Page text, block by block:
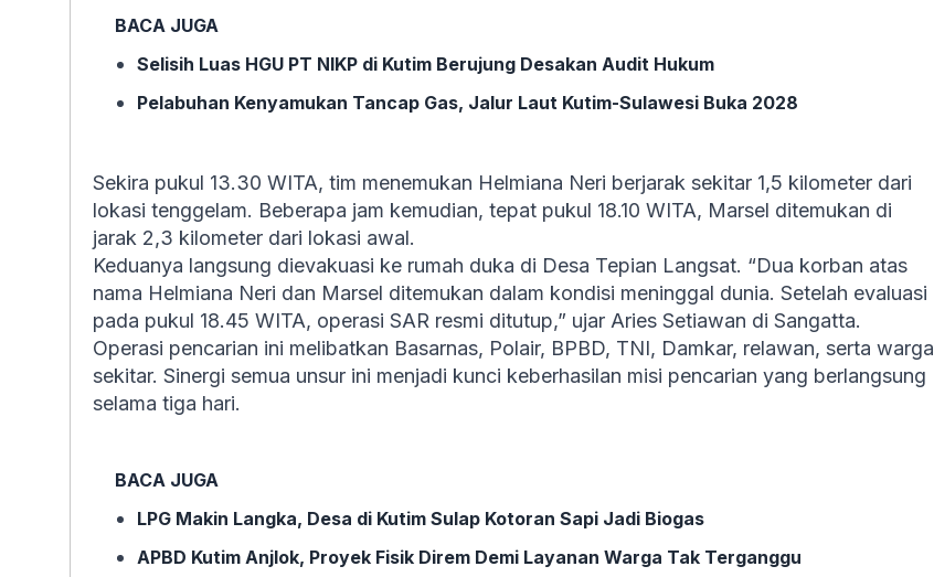
BACA JUGA
Selisih Luas HGU PT NIKP di Kutim Berujung Desakan Audit Hukum
Pelabuhan Kenyamukan Tancap Gas, Jalur Laut Kutim-Sulawesi Buka 2028
Sekira pukul 13.30 WITA, tim menemukan Helmiana Neri berjarak sekitar 1,5 kilometer dari
lokasi tenggelam. Beberapa jam kemudian, tepat pukul 18.10 WITA, Marsel ditemukan di
jarak 2,3 kilometer dari lokasi awal.
Keduanya langsung dievakuasi ke rumah duka di Desa Tepian Langsat. “Dua korban atas
nama Helmiana Neri dan Marsel ditemukan dalam kondisi meninggal dunia. Setelah evaluasi
pada pukul 18.45 WITA, operasi SAR resmi ditutup,” ujar Aries Setiawan di Sangatta.
Operasi pencarian ini melibatkan Basarnas, Polair, BPBD, TNI, Damkar, relawan, serta warga
sekitar. Sinergi semua unsur ini menjadi kunci keberhasilan misi pencarian yang berlangsung
selama tiga hari.
BACA JUGA
LPG Makin Langka, Desa di Kutim Sulap Kotoran Sapi Jadi Biogas
APBD Kutim Anjlok, Proyek Fisik Direm Demi Layanan Warga Tak Terganggu